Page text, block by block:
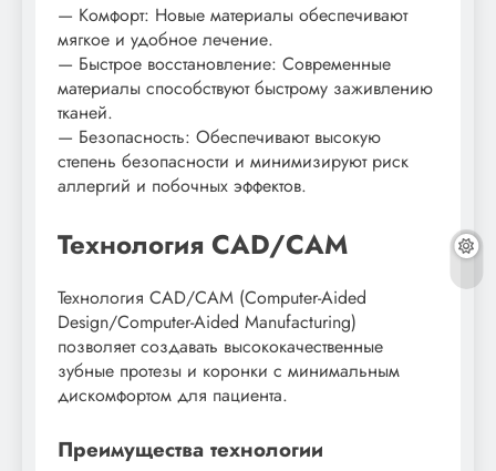
— Комфорт: Новые материалы обеспечивают
мягкое и удобное лечение.
— Быстрое восстановление: Современные
материалы способствуют быстрому заживлению
тканей.
— Безопасность: Обеспечивают высокую
степень безопасности и минимизируют риск
аллергий и побочных эффектов.
Технология CAD/CAM
Технология CAD/CAM (Computer-Aided
Design/Computer-Aided Manufacturing)
позволяет создавать высококачественные
зубные протезы и коронки с минимальным
дискомфортом для пациента.
Преимущества технологии